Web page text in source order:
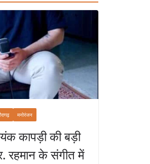
मनोरंजन
कापड़ी की बड़ी
रहमान के संगीत में